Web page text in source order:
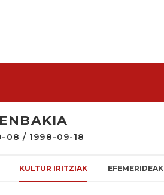
08 / 1998-09-18
KULTUR IRITZIAK EFEMERIDEAK